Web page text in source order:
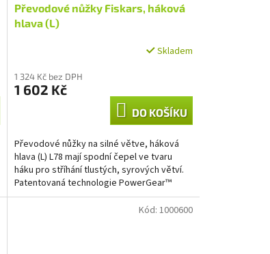
Převodové nůžky Fiskars, háková
hlava (L)
Skladem
1 324 Kč bez DPH
1 602 Kč
DO KOŠÍKU
Převodové nůžky na silné větve, háková
hlava (L) L78 mají spodní čepel ve tvaru
háku pro stříhání tlustých, syrových větví.
Patentovaná technologie PowerGear™
umožňuje stříhat s...
Kód: 1000600